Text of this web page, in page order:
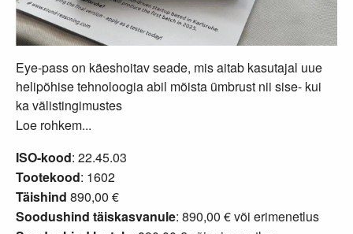
Eye-pass on käeshoitav seade, mis aitab kasutajal uue
helipõhise tehnoloogia abil mõista ümbrust nii sise- kui
ka välistingimustes
Loe rohkem...
ISO-kood: 22.45.03
Tootekood: 1602
Täishind 890,00 €
Soodushind täiskasvanule: 890,00 € või erimenetlus